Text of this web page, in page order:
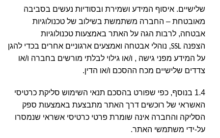
שלישיים. איסוף המידע ושמירת ובסודיות נעשים בסביבה
מאובטחת – החברה משתמשת בשילוב של טכנולוגיות
אבטחה, לרבות הגה על האתר באמצעות טכנולוגיות
הצפנהSSL, נוהלי אבטחה ואמצעים ארגוניים אחרים בכדי להגן
על המידע מפני גישה , ו/או גילוי לבלתי מורשים בחברה ו/או
צדדים שלישיים מכח ההסכם ו/או הדין.
1.4 בנוסף, כפי שפורט בהסכם תנאי השימוש סליקת כרטיסי
האשראי של רוכשים דרך האתר מתבצעת באמצעות ספק
הסליקה והחברה אינה שומרת פרטי כרטיסי אשראי שנמסרו
על-ידי משתמשי האתר.